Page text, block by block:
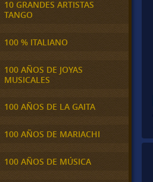
10 GRANDES ARTISTAS
TANGO
100 % ITALIANO
100 AÑOS DE JOYAS
MUSICALES
100 AÑOS DE LA GAITA
100 AÑOS DE MARIACHI
100 AÑOS DE MÚSICA